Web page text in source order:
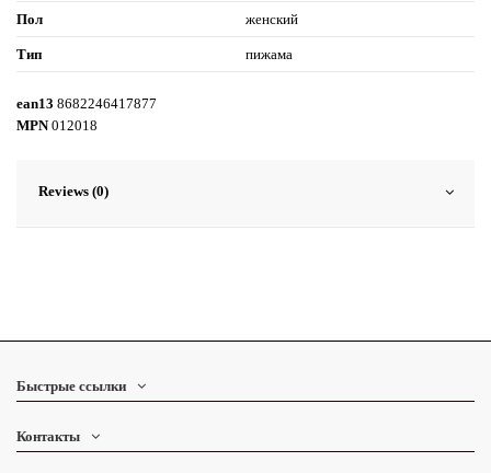
Пол женский
Тип пижама
ean13 8682246417877
MPN 012018
Reviews (0)
Быстрые ссылки
Контакты